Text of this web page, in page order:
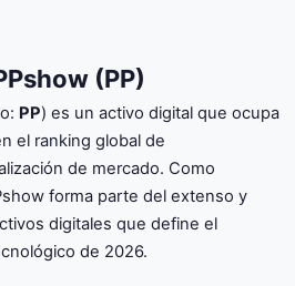
(PP)
PP) es un activo digital que ocupa
el ranking global de
de mercado. Como
forma parte del extenso y
digitales que define el
de 2026.